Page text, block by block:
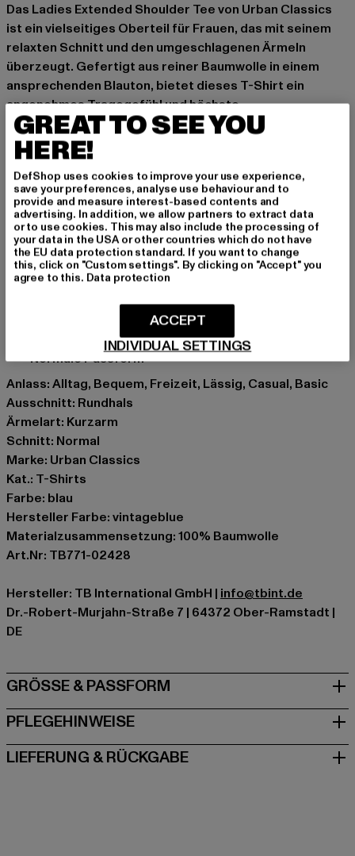
Das Ladies Extended Shoulder Tee von Urban Classics
ist ein vielseitiges Oberteil für Frauen, das mit seinem
relaxten Schnitt und den umgeschlagenen Ärmeln
überzeugt. Gefertigt aus reiner Baumwolle in einem
ansprechenden Blauton, bietet dieses T-Shirt ein
angenehmes Tragegefühl und höchste
Hautfreundlichkeit. Die überzogenen Schultern
verleihen dem Fit eine lässige Note und erlauben
unkomplizierte Bewegungsfreiheit, ideal für Tage, die
Spontanität fordern. Kombiniere es mühelos zu Denim
oder lässigen Röcken, um deinen individuellen Look zu
betonen.
Basic T-Shirt von Urban Classics für Damen
weiter, gerippter Rundhalsausschnitt
umgeschlagene Ärmelsäume sorgen für einen
normale Passform
Anlass: Alltag, Bequem, Freizeit, Lässig, Casual, Basic
Ausschnitt: Rundhals
Ärmelart: Kurzarm
Schnitt: Normal
Marke: Urban Classics
Kat.: T-Shirts
Farbe: blau
Hersteller Farbe: vintageblue
Materialzusammensetzung: 100% Baumwolle
Art.Nr: TB771-02428
Hersteller: TB International GmbH | info@tbint.de
Dr.-Robert-Murjahn-Straße 7 | 64372 Ober-Ramstadt |
DE
GRÖSSE & PASSFORM
PFLEGEHINWEISE
LIEFERUNG & RÜCKGABE
GREAT TO SEE YOU
HERE!
DefShop uses cookies to improve your use experience,
save your preferences, analyse use behaviour and to
provide and measure interest-based contents and
advertising. In addition, we allow partners to extract data
or to use cookies. This may also include the processing of
your data in the USA or other countries which do not have
the EU data protection standard. If you want to change
this, click on "Custom settings". By clicking on "Accept" you
agree to this. Data protection
INDIVIDUAL SETTINGS
ACCEPT